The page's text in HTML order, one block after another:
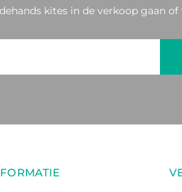
kites in de verkoop gaan of